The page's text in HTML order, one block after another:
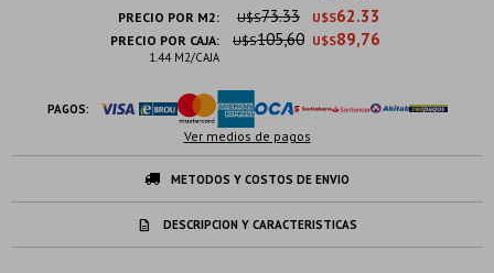
PRECIO POR M2: U$S62.33
U$S73.33
PRECIO POR CAJA:
1.44 M2/CAJA
U$S89,76
U$S105,60
PAGOS:
Ver medios de pagos
METODOS Y COSTOS DE ENVIO
DESCRIPCION Y CARACTERISTICAS